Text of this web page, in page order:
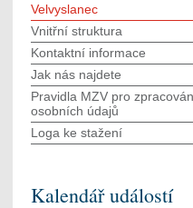
Velvyslanec
Vnitřní struktura
Kontaktní informace
Jak nás najdete
Pravidla MZV pro
osobních údajů
Loga ke stažení
Kalendář událostí